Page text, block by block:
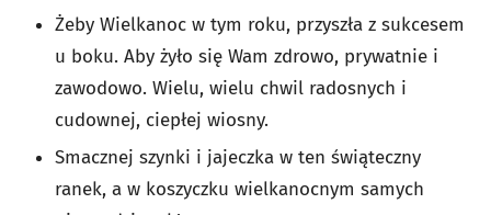
Żeby Wielkanoc w tym roku, przyszła z sukcesem
u boku. Aby żyło się Wam zdrowo, prywatnie i
zawodowo. Wielu, wielu chwil radosnych i
cudownej, ciepłej wiosny.
Smacznej szynki i jajeczka w ten świąteczny
ranek, a w koszyczku wielkanocnym samych